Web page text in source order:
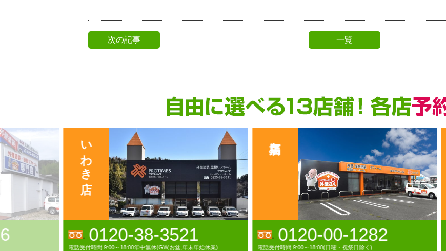
次の記事 一覧
いわき店
0120-38-3521
電話受付時間 9:00～18:00年中無休(GW,お盆,年末年始休業)
0120-00-1282
電話受付時間 9:00～18:00(日曜・祝祭日除く)